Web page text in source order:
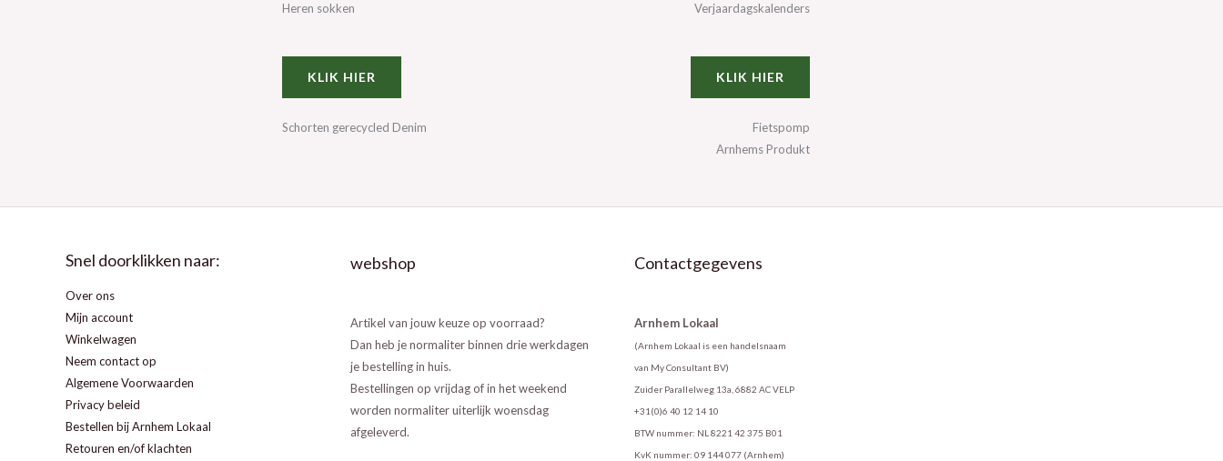
Heren sokken Verjaardagskalenders
KLIK HIER
Schorten gerecycled Denim
KLIK HIER
Fietspomp
Arnhems Produkt
Snel doorklikken naar:
Over ons
Mijn account
Winkelwagen
Neem contact op
Algemene Voorwaarden
Privacy beleid
Bestellen bij Arnhem Lokaal
Retouren en/of klachten
webshop
Artikel van jouw keuze op voorraad?
Dan heb je normaliter binnen drie werkdagen
je bestelling in huis.
Bestellingen op vrijdag of in het weekend
worden normaliter uiterlijk woensdag
afgeleverd.
Contactgegevens
Arnhem Lokaal
(Arnhem Lokaal is een handelsnaam
van My Consultant BV)
Zuider Parallelweg 13a, 6882 AC VELP
+31(0)6 40 12 14 10
BTW nummer: NL 8221 42 375 B01
KvK nummer: 09 144 077 (Arnhem)